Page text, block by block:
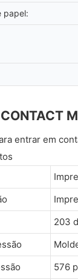
papel:
entrar em
203
576